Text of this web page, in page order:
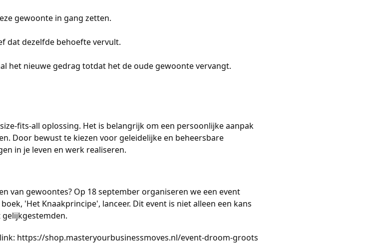
gewoonte in gang zetten.
dat dezelfde behoefte vervult.
het nieuwe gedrag totdat het de oude gewoonte vervangt.
fits-all oplossing. Het is belangrijk om een persoonlijke aanpak
Door bewust te kiezen voor geleidelijke en beheersbare
in je leven en werk realiseren.
van gewoontes? Op 18 september organiseren we een event
'Het Knaakprincipe', lanceer. Dit event is niet alleen een kans
https://shop.masteryourbusinessmoves.nl/event-droom-groots